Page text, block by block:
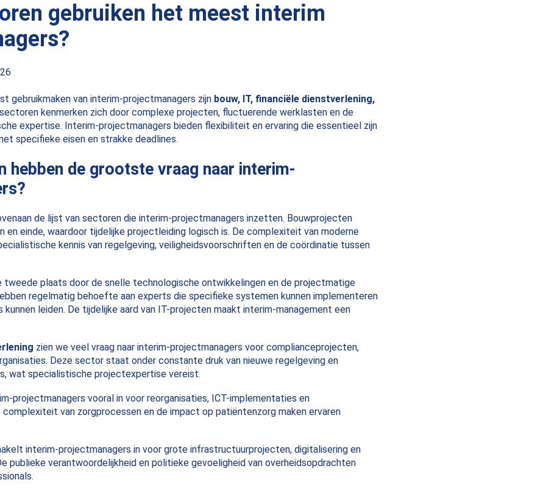
gebruiken het meest interim
gebruikmaken van interim-projectmanagers zijn bouw, IT, financiële dienstverlening,
kenmerken zich door complexe projecten, fluctuerende werklasten en de
expertise. Interim-projectmanagers bieden flexibiliteit en ervaring die essentieel zijn
specifieke eisen en strakke deadlines.
hebben de grootste vraag naar interim-
de lijst van sectoren die interim-projectmanagers inzetten. Bouwprojecten
en einde, waardoor tijdelijke projectleiding logisch is. De complexiteit van moderne
kennis van regelgeving, veiligheidsvoorschriften en de coördinatie tussen
plaats door de snelle technologische ontwikkelingen en de projectmatige
regelmatig behoefte aan experts die specifieke systemen kunnen implementeren
leiden. De tijdelijke aard van IT-projecten maakt interim-management een
zien we veel vraag naar interim-projectmanagers voor complianceprojecten,
Deze sector staat onder constante druk van nieuwe regelgeving en
wat specialistische projectexpertise vereist.
projectmanagers vooral in voor reorganisaties, ICT-implementaties en
van zorgprocessen en de impact op patiëntenzorg maken ervaren
interim-projectmanagers in voor grote infrastructuurprojecten, digitalisering en
publieke verantwoordelijkheid en politieke gevoeligheid van overheidsopdrachten